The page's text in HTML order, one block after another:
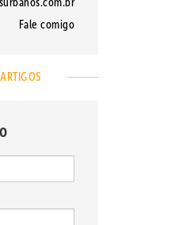
Fale comigo